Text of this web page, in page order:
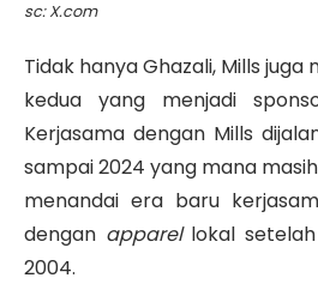
sc: X.com
Tidak hanya Ghazali, Mills juga
kedua yang menjadi
Kerjasama dengan Mills
sampai 2024 yang mana
menandai era baru
dengan apparellokal setelah
2004.